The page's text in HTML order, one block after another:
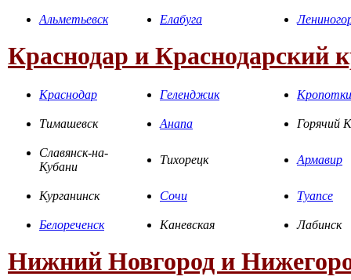
Альметьевск Елабуга
Краснодар и Краснодарский
Краснодар Геленджик
Тимашевск Анапа Горячий
Славянск-на-
Кубани
Тихорецк Армавир
Курганинск Сочи Туапсе
Белореченск Каневская Лабинск
Нижний Новгород и